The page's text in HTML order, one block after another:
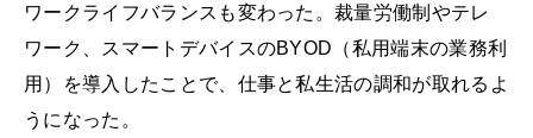
ワークライフバランスも変わった。裁量労働制やテレ
ワーク、スマートデバイスのBYOD（私用端末の業務利
用）を導入したことで、仕事と私生活の調和が取れるよ
うになった。